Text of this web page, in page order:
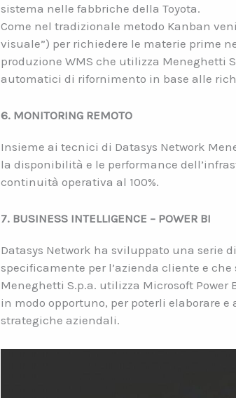
sistema nelle fabbriche della Toyota.
Come nel tradizionale metodo Kanban
visuale”) per richiedere le materie prime
produzione WMS che utilizza Meneghetti
automatici di rifornimento in base alle
6. MONITORING REMOTO
Insieme ai tecnici di Datasys Network
la disponibilità e le performance
continuità operativa al 100%.
7. BUSINESS INTELLIGENCE – POWER BI
Datasys Network ha sviluppato una serie
specificamente per l’azienda cliente e
Meneghetti S.p.a. utilizza Microsoft Power
in modo opportuno, per poterli elaborare
strategiche aziendali.